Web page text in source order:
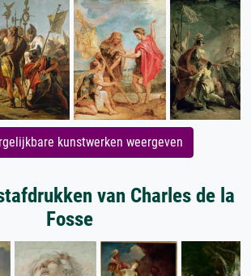
kunstwerken weergeven
van Charles de la
Fosse